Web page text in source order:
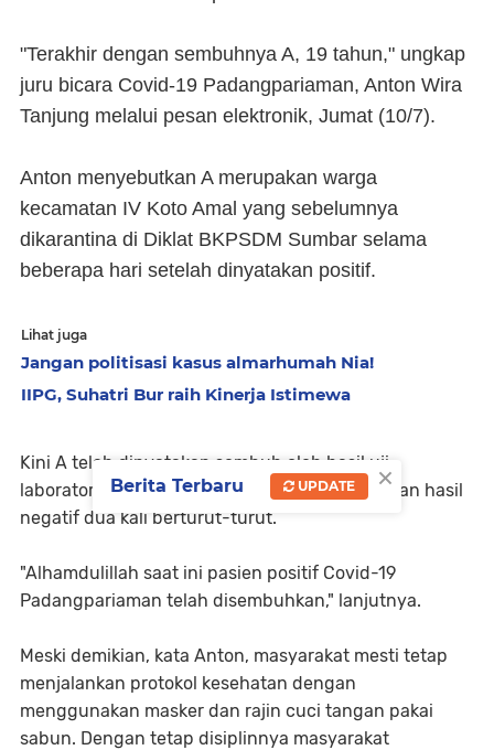
"Terakhir dengan sembuhnya A, 19 tahun," ungkap
juru bicara Covid-19 Padangpariaman, Anton Wira
Tanjung melalui pesan elektronik, Jumat (10/7).
Anton menyebutkan A merupakan warga
kecamatan IV Koto Amal yang sebelumnya
dikarantina di Diklat BKPSDM Sumbar selama
beberapa hari setelah dinyatakan positif.
Lihat juga
Jangan politisasi kasus almarhumah Nia!
IIPG, Suhatri Bur raih Kinerja Istimewa
Kini A telah dinyatakan sembuh oleh hasil uji
laboratorium Fakultas Kesehatan Unand dengan hasil
negatif dua kali berturut-turut.
"Alhamdulillah saat ini pasien positif Covid-19
Padangpariaman telah disembuhkan," lanjutnya.
Meski demikian, kata Anton, masyarakat mesti tetap
menjalankan protokol kesehatan dengan
menggunakan masker dan rajin cuci tangan pakai
sabun. Dengan tetap disiplinnya masyarakat
×
Berita Terbaru UPDATE